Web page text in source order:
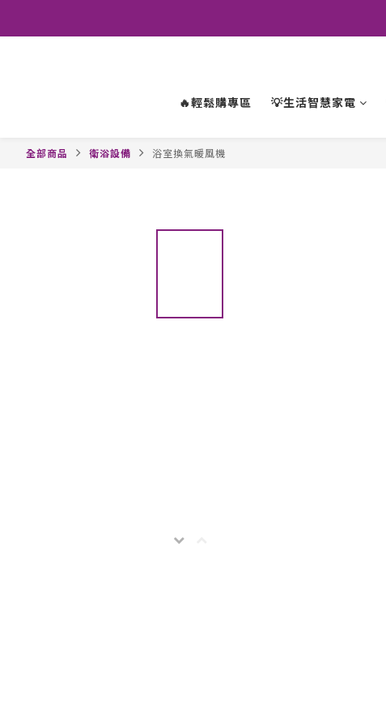
🔥輕鬆購專區 💡生活智慧家電
全部商品 衛浴設備 浴室換氣暖風機